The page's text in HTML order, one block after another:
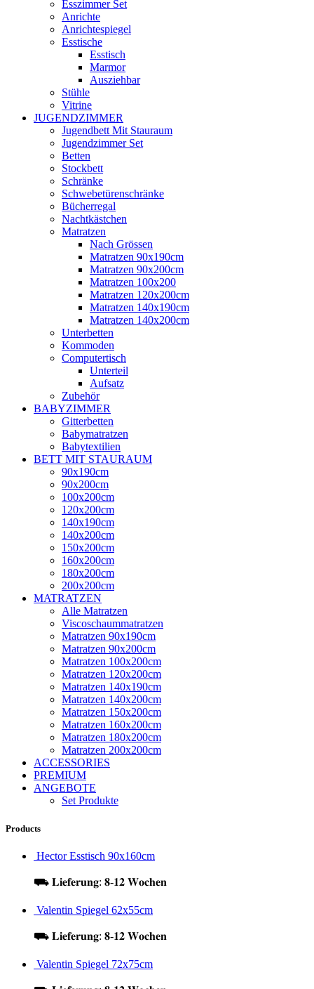
Esszimmer Set
Anrichte
Anrichtespiegel
Esstische
Esstisch
Marmor
Ausziehbar
Stühle
Vitrine
JUGENDZIMMER
Jugendbett Mit Stauraum
Jugendzimmer Set
Betten
Stockbett
Schränke
Schwebetürenschränke
Bücherregal
Nachtkästchen
Matratzen
Nach Grössen
Matratzen 90x190cm
Matratzen 90x200cm
Matratzen 100x200
Matratzen 120x200cm
Matratzen 140x190cm
Matratzen 140x200cm
Unterbetten
Kommoden
Computertisch
Unterteil
Aufsatz
Zubehör
BABYZIMMER
Gitterbetten
Babymatratzen
Babytextilien
BETT MIT STAURAUM
90x190cm
90x200cm
100x200cm
120x200cm
140x190cm
140x200cm
150x200cm
160x200cm
180x200cm
200x200cm
MATRATZEN
Alle Matratzen
Viscoschaummatratzen
Matratzen 90x190cm
Matratzen 90x200cm
Matratzen 100x200cm
Matratzen 120x200cm
Matratzen 140x190cm
Matratzen 140x200cm
Matratzen 150x200cm
Matratzen 160x200cm
Matratzen 180x200cm
Matratzen 200x200cm
ACCESSORIES
PREMIUM
ANGEBOTE
Set Produkte
Products
Hector Esstisch 90x160cm
⛟ 𝐋𝐢𝐞𝐟𝐞𝐫𝐮𝐧𝐠: 𝟖-𝟏𝟐 𝐖𝐨𝐜𝐡𝐞𝐧
Valentin Spiegel 62x55cm
⛟ 𝐋𝐢𝐞𝐟𝐞𝐫𝐮𝐧𝐠: 𝟖-𝟏𝟐 𝐖𝐨𝐜𝐡𝐞𝐧
Valentin Spiegel 72x75cm